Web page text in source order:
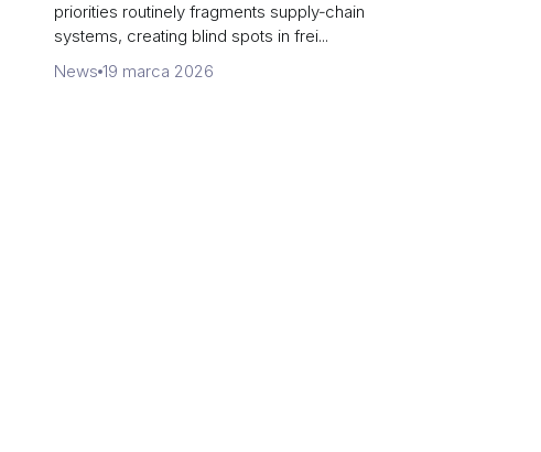
priorities routinely fragments supply‑chain
systems, creating blind spots in frei...
News 19 marca 2026